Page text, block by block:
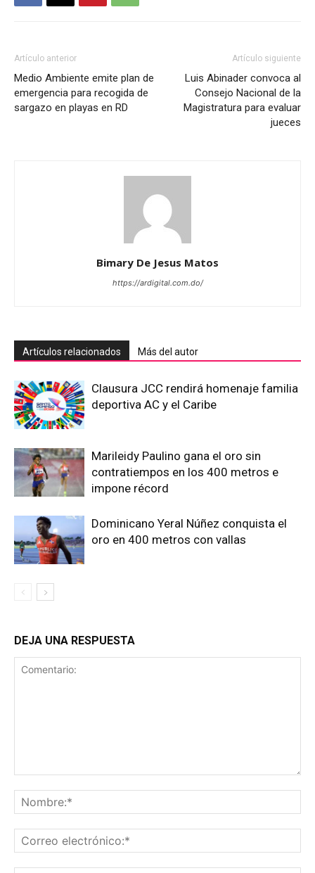
Artículo anterior
Medio Ambiente emite plan de
emergencia para recogida de
sargazo en playas en RD
Artículo siguiente
Luis Abinader convoca al
Consejo Nacional de la
Magistratura para evaluar
jueces
Bimary De Jesus Matos
https://ardigital.com.do/
Artículos relacionados Más del autor
Clausura JCC rendirá homenaje familia
deportiva AC y el Caribe
Marileidy Paulino gana el oro sin
contratiempos en los 400 metros e
impone récord
Dominicano Yeral Núñez conquista el
oro en 400 metros con vallas
DEJA UNA RESPUESTA